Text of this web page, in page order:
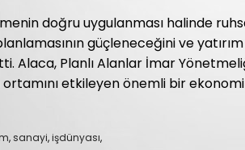
doğru uygulanması halinde
güçleneceğini ve
Alaca, Planlı Alanlar İmar
etkileyen önemli bir ekonomi
,sanayi,işdünyası,